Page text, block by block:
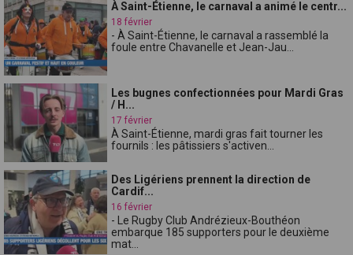
À Saint-Étienne, le carnaval a animé le centr...
18 février
- À Saint-Étienne, le carnaval a rassemblé la
foule entre Chavanelle et Jean-Jau...
Les bugnes confectionnées pour Mardi Gras
/ H...
17 février
À Saint-Étienne, mardi gras fait tourner les
fournils : les pâtissiers s'activen...
Des Ligériens prennent la direction de
Cardif...
16 février
- Le Rugby Club Andrézieux-Bouthéon
embarque 185 supporters pour le deuxième
mat...